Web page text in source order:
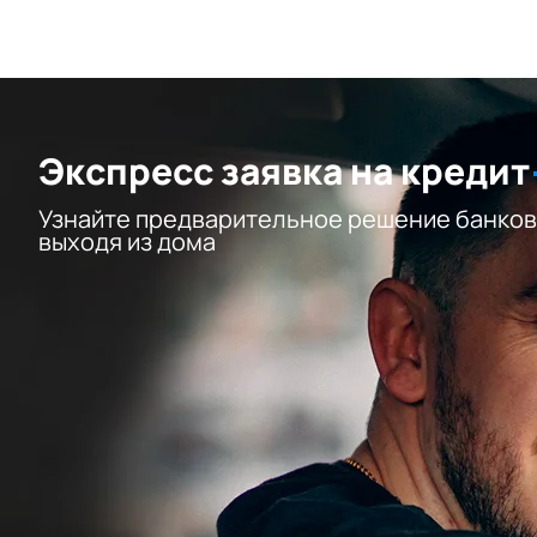
Экспресс заявка на кредит
Узнайте предварительное решение
выходя из дома